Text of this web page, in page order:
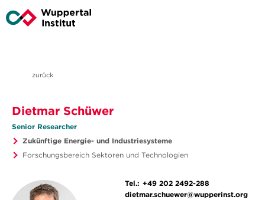
zurück
Dietmar Schüwer
Senior Researcher
Zukünftige Energie- und Industriesysteme
Forschungsbereich Sektoren und Technologien
Tel.: +49 202 2492-288
dietmar.schuewer@wupperinst.org